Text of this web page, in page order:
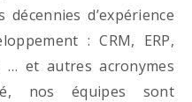
d’expérience
: CRM, ERP,
… et autres acronymes
nos équipes sont